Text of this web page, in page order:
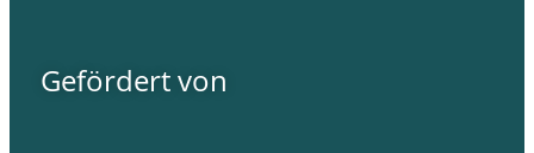
Gefördert von